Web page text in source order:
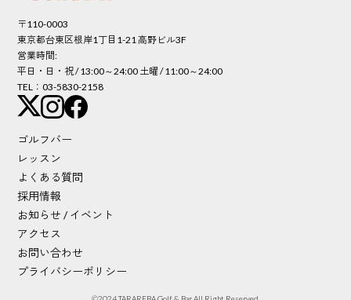
〒110-0003
東京都台東区根岸1丁目1-21 高野ビル3F
営業時間:
平日・日・祝 / 13:00～24:00 土曜 / 11:00～24:00
TEL：03-5830-2158
ゴルフバー
レッスン
よくある質問
採用情報
お知らせ / イベント
アクセス
お問い合わせ
プライバシーポリシー